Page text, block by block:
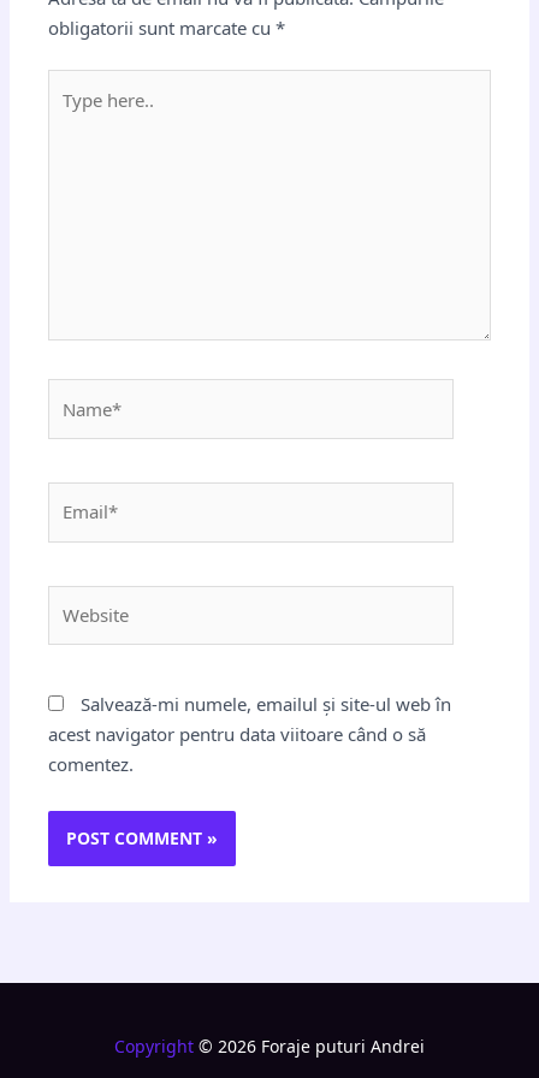
obligatorii sunt marcate cu*
here..
Salvează-mi numele, emailul și site-ul web în
acest navigator pentru data viitoare când o să
comentez.
Copyright © 2026 Foraje puturi Andrei